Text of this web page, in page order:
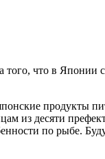
что в Японии
продукты
из десяти
по рыбе.